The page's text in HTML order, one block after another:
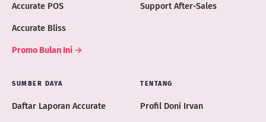
Accurate POS
Accurate Bliss
Promo Bulan Ini →
Support After-Sales
SUMBER DAYA
Daftar Laporan Accurate
TENTANG
Profil Doni Irvan